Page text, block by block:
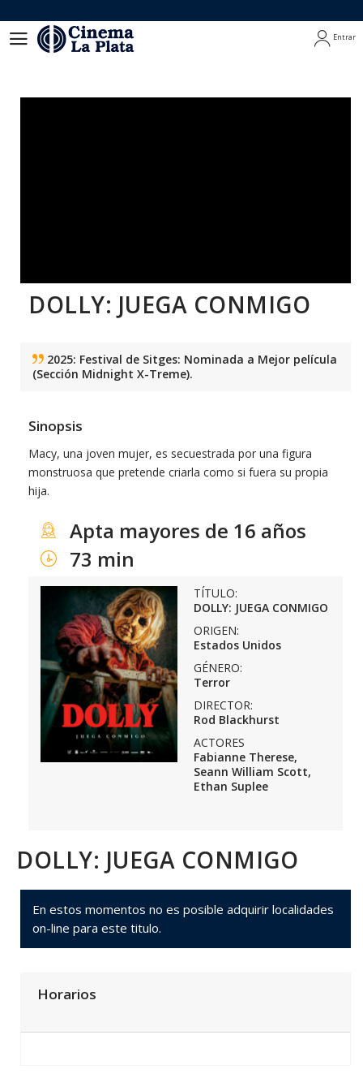
Entrar
DOLLY: JUEGA CONMIGO
2025: Festival de Sitges: Nominada a Mejor película
(Sección Midnight X-Treme).
Sinopsis
Macy, una joven mujer, es secuestrada por una figura
monstruosa que pretende criarla como si fuera su propia
hija.
Apta mayores de 16 años
73 min
TÍTULO:
DOLLY: JUEGA CONMIGO
ORIGEN:
Estados Unidos
GÉNERO:
Terror
DIRECTOR:
Rod Blackhurst
ACTORES
Fabianne Therese,
Seann William Scott,
Ethan Suplee
DOLLY: JUEGA CONMIGO
En estos momentos no es posible adquirir localidades
on-line para este titulo.
Horarios